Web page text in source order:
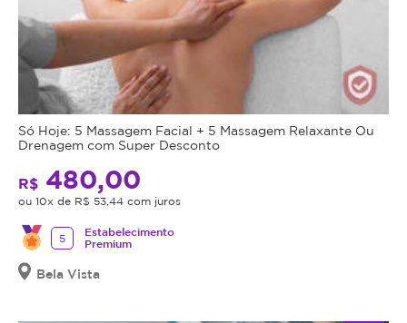
Só Hoje: 5 Massagem Facial + 5 Massagem Relaxante Ou
Drenagem com Super Desconto
R$ 480,00
ou 10x de R$ 53,44 com juros
5
Estabelecimento
Premium
Bela Vista